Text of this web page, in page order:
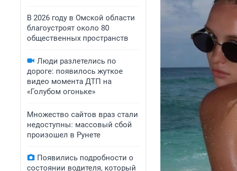
В 2026 году в Омской области
благоустроят около 80
общественных пространств
Люди разлетелись по
дороге: появилось жуткое
видео момента ДТП на
«Голубом огоньке»
Множество сайтов враз стали
недоступны: массовый сбой
произошел в Рунете
Появились подробности о
состоянии водителя, который